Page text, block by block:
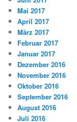
Mai 2017
April 2017
März 2017
Februar 2017
Januar 2017
Dezember 2016
November 2016
Oktober 2016
September 2016
August 2016
Juli 2016